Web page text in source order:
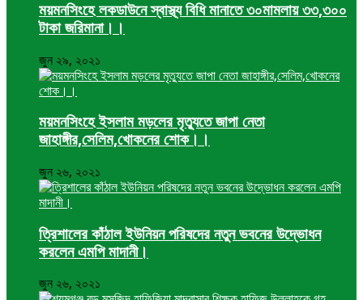
ময়মনসিংহে লকডাউনে স্বাস্থ্য বিধি মানাতে ৩০মামলায় ৩৩,৩০০
টাকা জরিমানা।।
জুন ২৯, ২০২১
ময়মনসিংহে ইসলাম মড়লের মৃত্যুতে জাপা নেতা
জাহাঙ্গীর,সেলিম,খোকনের শোক।।
জুন ২৬, ২০২১
ত্রিশালের কাঁঠাল ইউনিয়ন পরিষদের নতুন ভবনের উদ্ভোধন
করলেন এমপি মাদানী।
জুন ২৬, ২০২১